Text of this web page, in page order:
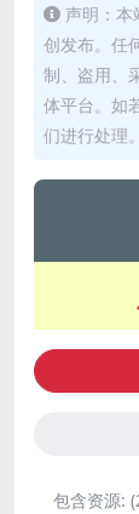
声明：
创发布。任
制、盗用、
体平台。如
们进行处理。
包含资源: